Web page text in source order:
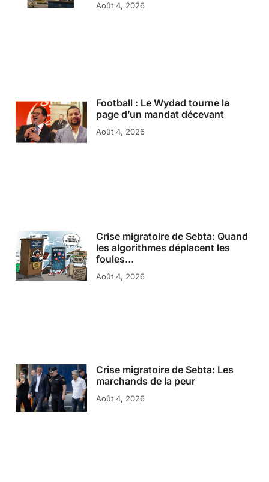
Août 4, 2026
Football : Le Wydad tourne la
page d’un mandat décevant
Août 4, 2026
Crise migratoire de Sebta: Quand
les algorithmes déplacent les
foules…
Août 4, 2026
Crise migratoire de Sebta: Les
marchands de la peur
Août 4, 2026